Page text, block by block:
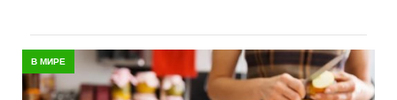
В МИРЕ